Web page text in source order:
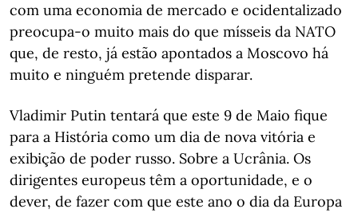
com uma economia de mercado e ocidentalizado
preocupa-o muito mais do que mísseis da NATO
que, de resto, já estão apontados a Moscovo há
muito e ninguém pretende disparar.
Vladimir Putin tentará que este 9 de Maio fique
para a História como um dia de nova vitória e
exibição de poder russo. Sobre a Ucrânia. Os
dirigentes europeus têm a oportunidade, e o
dever, de fazer com que este ano o dia da Europa